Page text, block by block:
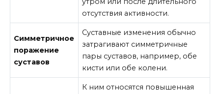
отсутствия активности.
Симметричное
поражение
суставов
Суставные изменения обычно
затрагивают симметричные
пары суставов, например, обе
кисти или обе колени.
К ним относятся повышенная